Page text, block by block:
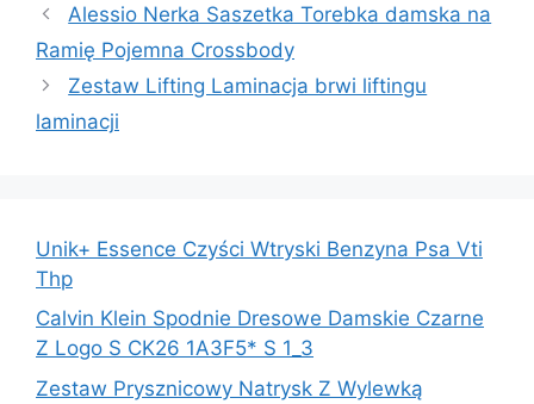
Alessio Nerka Saszetka Torebka damska na
Ramię Pojemna Crossbody
Zestaw Lifting Laminacja brwi liftingu
laminacji
Unik+ Essence Czyści Wtryski Benzyna Psa Vti
Thp
Calvin Klein Spodnie Dresowe Damskie Czarne
Z Logo S CK26 1A3F5* S 1_3
Zestaw Prysznicowy Natrysk Z Wylewką